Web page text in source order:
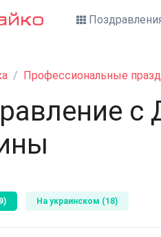
Профессиональные
с
На украинском (18)